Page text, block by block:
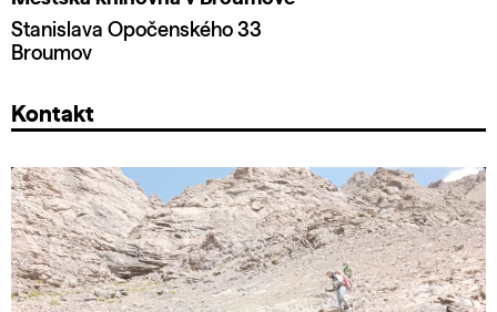
Stanislava Opočenského 33
Broumov
Kontakt